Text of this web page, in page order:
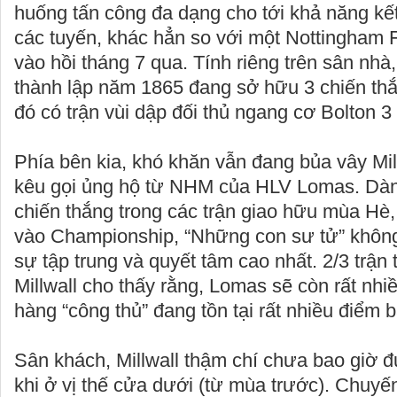
huống tấn công đa dạng cho tới khả năng
các tuyến, khác hẳn so với một Nottingham
vào hồi tháng 7 qua. Tính riêng trên sân
thành lập năm 1865 đang sở hữu 3 chiến
đó có trận vùi dập đối thủ ngang cơ Bolton
Phía bên kia, khó khăn vẫn đang bủa vây
kêu gọi ủng hộ từ NHM của HLV Lomas.
chiến thắng trong các trận giao hữu mùa
vào Championship, “Những con sư tử”
sự tập trung và quyết tâm cao nhất. 2/3 trận
Millwall cho thấy rằng, Lomas sẽ còn rất
hàng “công thủ” đang tồn tại rất nhiều điểm
Sân khách, Millwall thậm chí chưa bao giờ
khi ở vị thế cửa dưới (từ mùa trước).